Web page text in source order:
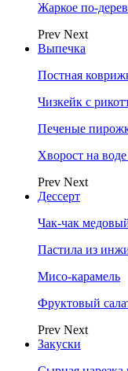
Жаркое по-
Prev Next
Выпечка
Постная
Чизкейк с
Печеные
Хворост на
Prev Next
Дессерт
Чак-чак
Пастила из
Мисо-карамель
Фруктовый
Prev Next
Закуски